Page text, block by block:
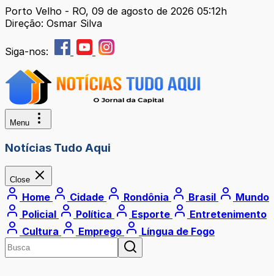
Porto Velho - RO, 09 de agosto de 2026 05:12h
Direção: Osmar Silva
Siga-nos:
Menu
Notícias Tudo Aqui
Close
Home Cidade Rondônia Brasil
Mundo
Policial
Política Esporte
Entretenimento
Cultura
Emprego Língua de Fogo